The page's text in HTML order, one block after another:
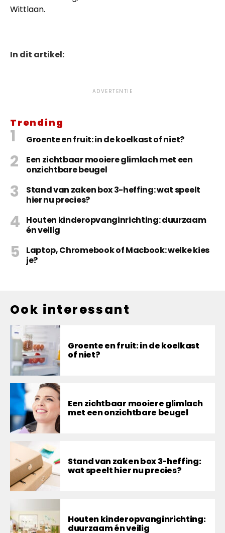
Wittlaan.
In dit artikel:
ADVERTENTIE
Trending
Groente en fruit: in de koelkast of niet?
Een zichtbaar mooiere glimlach met een
onzichtbare beugel
Stand van zaken box 3-heffing: wat speelt
hier nu precies?
Houten kinderopvanginrichting: duurzaam
én veilig
Laptop, Chromebook of Macbook: welke kies
je?
Ook interessant
Groente en fruit: in de koelkast
of niet?
Een zichtbaar mooiere glimlach
met een onzichtbare beugel
Stand van zaken box 3-heffing:
wat speelt hier nu precies?
Houten kinderopvanginrichting:
duurzaam én veilig